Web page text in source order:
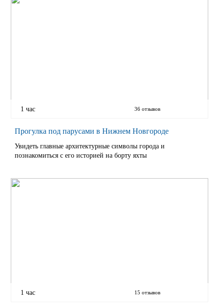
1 час 36 отзывов
Прогулка под парусами в Нижнем Новгороде
Увидеть главные архитектурные символы города и
познакомиться с его историей на борту яхты
1 час 15 отзывов